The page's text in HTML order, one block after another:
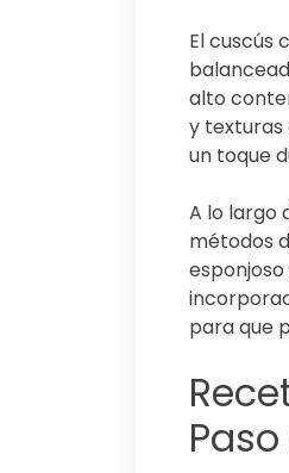
El cuscús
alto
y texturas
un toque
A lo largo
métodos
para que